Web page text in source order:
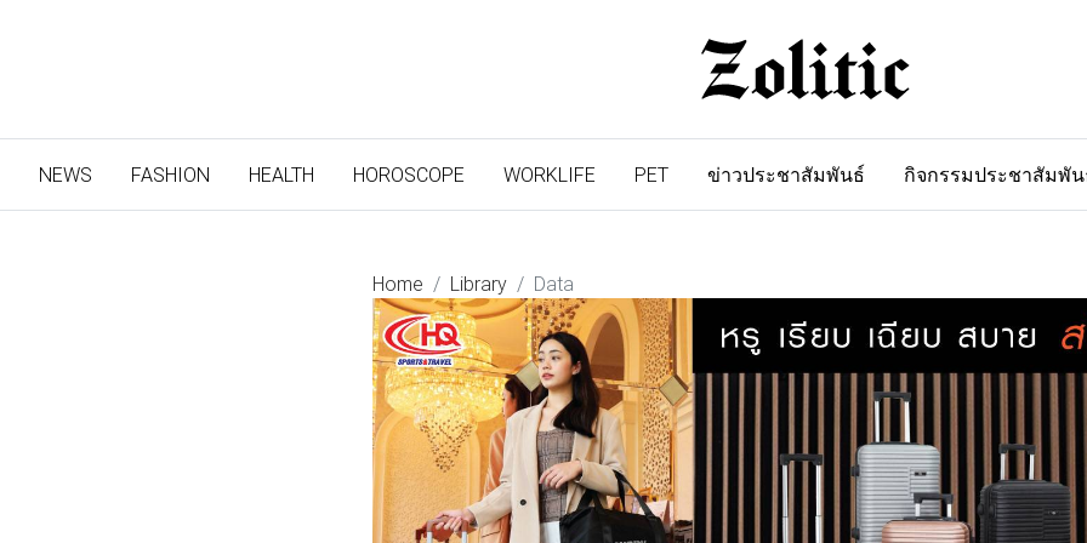
NEWS (CURRENT)
FASHION HEALTH HOROSCOPE WORKLIFE PET ข่าวประชาสัมพันธ์ กิจกรรมประชาสัมพั
Home Library Data